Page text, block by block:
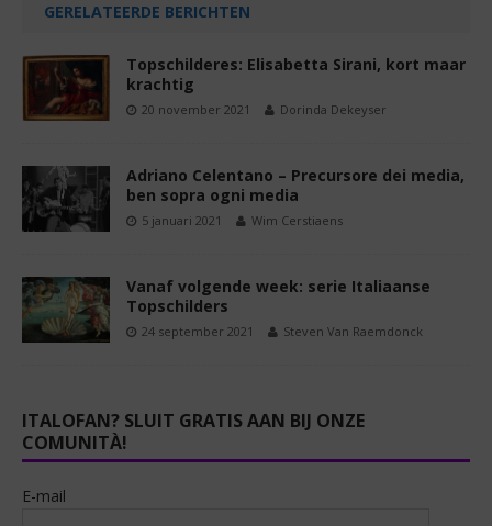
GERELATEERDE BERICHTEN
Topschilderes: Elisabetta Sirani, kort maar
krachtig
20 november 2021 Dorinda Dekeyser
Adriano Celentano – Precursore dei media,
ben sopra ogni media
5 januari 2021 Wim Cerstiaens
Vanaf volgende week: serie Italiaanse
Topschilders
24 september 2021 Steven Van Raemdonck
ITALOFAN? SLUIT GRATIS AAN BIJ ONZE
COMUNITÀ!
E-mail